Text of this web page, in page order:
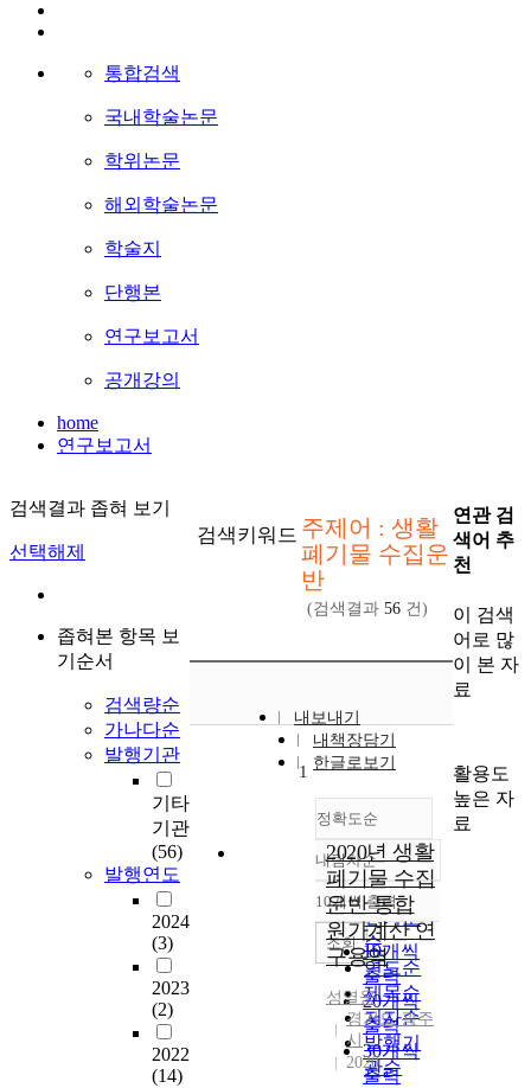
통합검색
국내학술논문
학위논문
해외학술논문
학술지
단행본
연구보고서
공개강의
home
연구보고서
검색결과 좁혀 보기
선택해제
좁혀본 항목 보
기순서
검색량순
가나다순
발행기관
기타
기관
(56)
발행연도
2024
(3)
2023
(2)
2022
(14)
검색키워드 주제어 : 생활
폐기물 수집운
반
(검색결과 56 건)
내보내기
내책장담기
한글로보기
정확도순
정확도
순
인기도
순
연도순
제목순
저자순
발행기
관순
내림차순
내림차순
10개씩 출력
10개씩
출력
20개씩
출력
30개씩
출력
조회
1
2020년 생활
폐기물 수집
운반 통합
원가계산 연
구용역
성열웅
경기도 광주
시
2020
연관 검
색어 추
천
이 검색
어로 많
이 본 자
료
활용도
높은 자
료